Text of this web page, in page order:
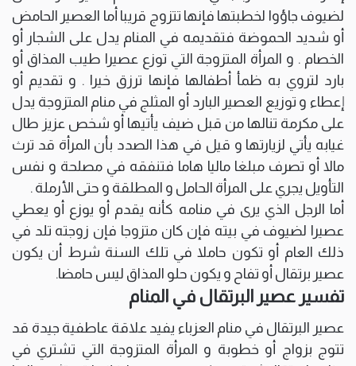
لضيوف جاؤوا لخطبتها فإنها تتزوج قريبا أما العصير الحامض
أو شديد الحموضة فتقديمه في المنام يدل على الشجار أو
الخصام . و المرأة المتزوجة التي توزع عصيرا طيب المذاق أو
بارد لتروي به ظمأ أطفالها فإنها ترزق خيرا . و تقديم أو
إعطاء و توزيع العصير البارد أو المثلج في منام المتزوجة يدل
على مكرمة تنالها من قبل ضيف يأتيها أو شخص عزيز طال
غيابه يأتي لزيارتها و قيل في هذا الصدد بأن المرأة قد ترث
مالا أو تصرف مبلغا ماليا هاما فتنفقه في مصلحة و نفس
التأويل يجري على المرأة الحامل و المطلقة و حتى الأرملة .
أما الرجل الذي يرى في منامه كأنه يقدم أو يوزع أو يعطي
عصيرا لضيوف في بيته فإن كان متزوجا فإن زوجته تلد في
ذلك العام أو تكون حاملا في تلك السنة شرط أن يكون
عصير برتقال أو تفاح و يكون حلو المذاق ليس حامضا.
تفسير عصير البرتقال في المنام
عصير البرتقال في منام العزباء يفيد علاقة عاطفية جيدة قد
تتوج بزواج أو خطوبة و المرأة المتزوجة التي تشتري في